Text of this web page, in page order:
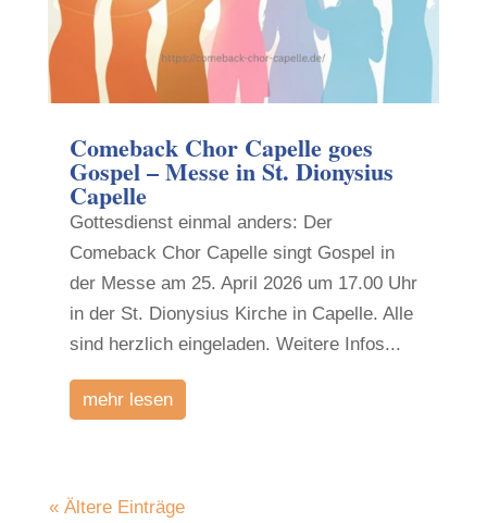
Comeback Chor Capelle goes
Gospel – Messe in St. Dionysius
Capelle
Gottesdienst einmal anders: Der
Comeback Chor Capelle singt Gospel in
der Messe am 25. April 2026 um 17.00 Uhr
in der St. Dionysius Kirche in Capelle. Alle
sind herzlich eingeladen. Weitere Infos...
mehr lesen
« Ältere Einträge